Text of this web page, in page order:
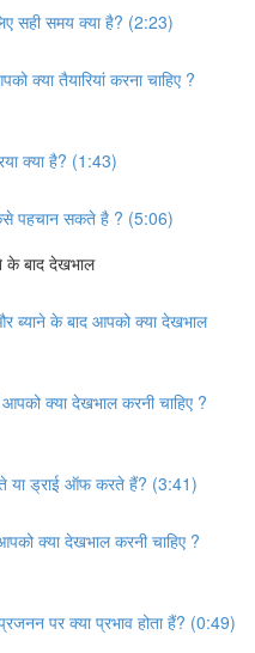
सही समय क्या है? (2:23)
क्या तैयारियां करना चाहिए ?
क्या है? (1:43)
पहचान सकते है ? (5:06)
बाद देखभाल
के बाद आपको क्या देखभाल
क्या देखभाल करनी चाहिए ?
ड्राई ऑफ करते हैं? (3:41)
क्या देखभाल करनी चाहिए ?
पर क्या प्रभाव होता हैं? (0:49)